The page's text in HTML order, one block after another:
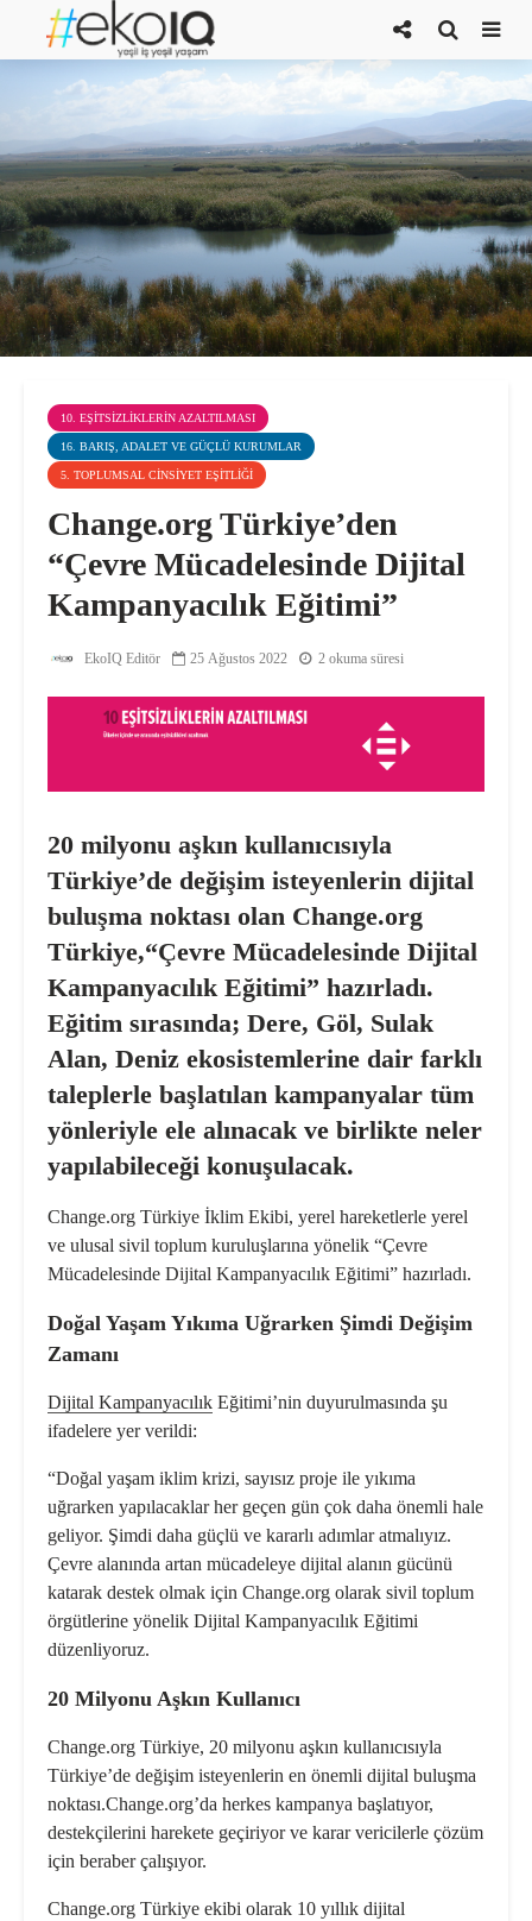
10. EŞITSIZLIKLERIN AZALTILMASI
16. BARIŞ, ADALET VE GÜÇLÜ KURUMLAR
5. TOPLUMSAL CINSIYET EŞITLIĞI
Change.org Türkiye’den
“Çevre Mücadelesinde Dijital
Kampanyacılık Eğitimi”
EkoIQ Editör 25 Ağustos 2022 2 okuma süresi
20 milyonu aşkın kullanıcısıyla
Türkiye’de değişim isteyenlerin dijital
buluşma noktası olan Change.org
Türkiye,“Çevre Mücadelesinde Dijital
Kampanyacılık Eğitimi” hazırladı.
Eğitim sırasında; Dere, Göl, Sulak
Alan, Deniz ekosistemlerine dair farklı
taleplerle başlatılan kampanyalar tüm
yönleriyle ele alınacak ve birlikte neler
yapılabileceği konuşulacak.
Change.org Türkiye İklim Ekibi, yerel hareketlerle yerel
ve ulusal sivil toplum kuruluşlarına yönelik “Çevre
Mücadelesinde Dijital Kampanyacılık Eğitimi” hazırladı.
Doğal Yaşam Yıkıma Uğrarken Şimdi Değişim
Zamanı
Dijital Kampanyacılık Eğitimi’nin duyurulmasında şu
ifadelere yer verildi:
“Doğal yaşam iklim krizi, sayısız proje ile yıkıma
uğrarken yapılacaklar her geçen gün çok daha önemli hale
geliyor. Şimdi daha güçlü ve kararlı adımlar atmalıyız.
Çevre alanında artan mücadeleye dijital alanın gücünü
katarak destek olmak için Change.org olarak sivil toplum
örgütlerine yönelik Dijital Kampanyacılık Eğitimi
düzenliyoruz.
20 Milyonu Aşkın Kullanıcı
Change.org Türkiye, 20 milyonu aşkın kullanıcısıyla
Türkiye’de değişim isteyenlerin en önemli dijital buluşma
noktası.Change.org’da herkes kampanya başlatıyor,
destekçilerini harekete geçiriyor ve karar vericilerle çözüm
için beraber çalışıyor.
Change.org Türkiye ekibi olarak 10 yıllık dijital